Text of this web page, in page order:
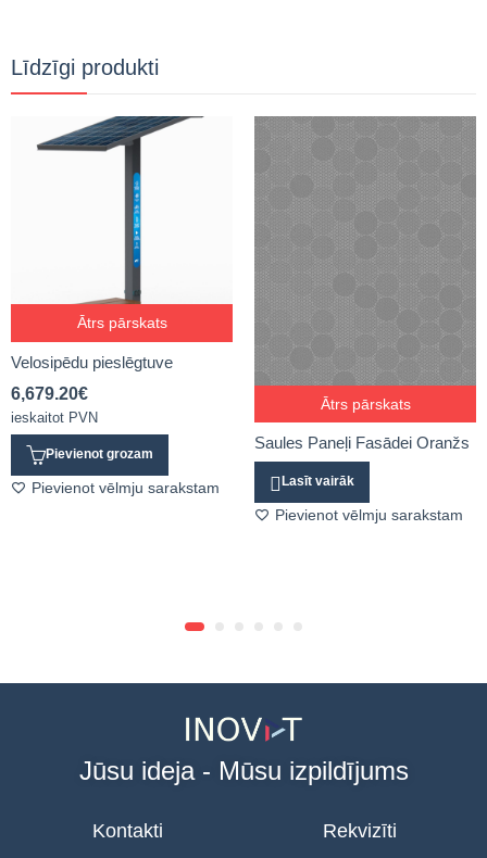
Līdzīgi produkti
Ātrs pārskats
Velosipēdu pieslēgtuve
6,679.20€
ieskaitot PVN
Pievienot grozam
Pievienot vēlmju sarakstam
Ātrs pārskats
Saules Paneļi Fasādei Oranžs
Lasīt vairāk
Pievienot vēlmju sarakstam
Jūsu ideja - Mūsu izpildījums
Kontakti Rekvizīti